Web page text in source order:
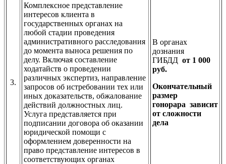
3.
Комплексное представление
интересов клиента в
государственных органах на
любой стадии проведения
административного расследования
до момента выноса решения по
делу. Включая составление
ходатайств о проведении
различных экспертиз, направление
запросов об истребовании тех или
иных доказательств, обжалование
действий должностных лиц.
Услуга представляется при
подписании договора об оказании
юридической помощи с
оформлением доверенности на
право представление интересов в
соответствующих органах
В органах
дознания
ГИБДД от 1 000
руб.
Окончательный
размер
гонорара зависит
от сложности
дела